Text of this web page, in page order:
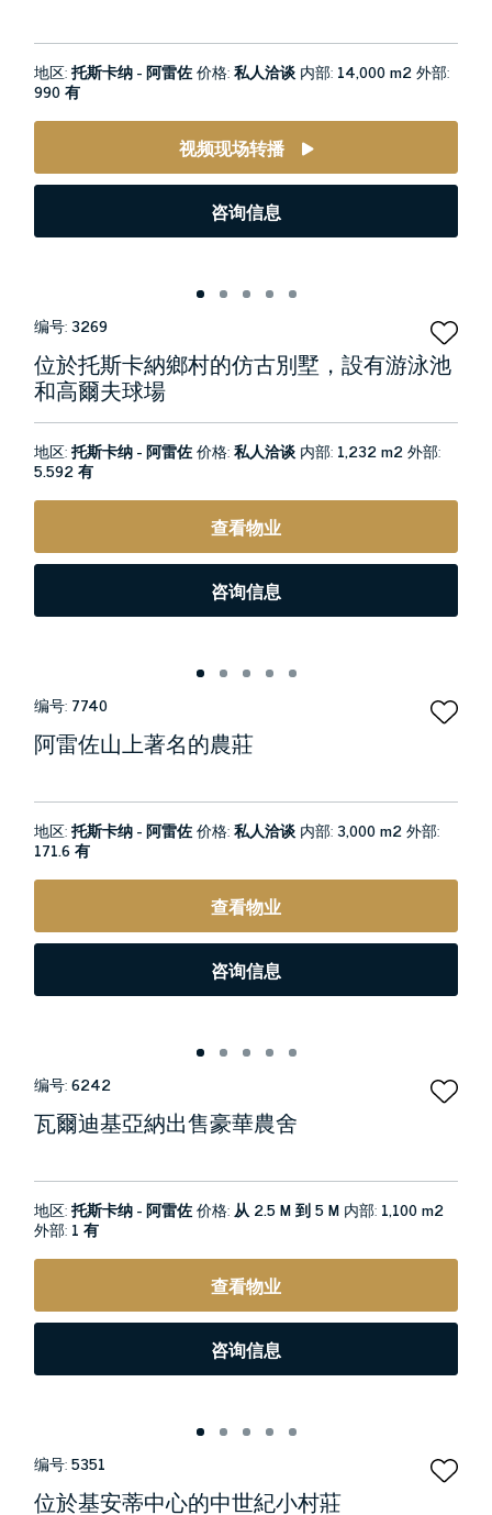
地区:托斯卡纳 - 阿雷佐价格:私人洽谈 内部: 14,000 m2外部:
990 有
视频现场转播
咨询信息
编号:3269
位於托斯卡納鄉村的仿古別墅，設有游泳池
和高爾夫球場
地区:托斯卡纳 - 阿雷佐价格:私人洽谈 内部: 1,232 m2外部:
5.592 有
查看物业
咨询信息
编号: 7740
阿雷佐山上著名的農莊
地区:托斯卡纳 - 阿雷佐价格:私人洽谈 内部:3,000 m2外部:
171.6 有
查看物业
咨询信息
编号:6242
瓦爾迪基亞納出售豪華農舍
地区:托斯卡纳 - 阿雷佐价格:从 2.5 M 到 5 M 内部: 1,100 m2
外部: 1 有
查看物业
咨询信息
编号:5351
位於基安蒂中心的中世紀小村莊